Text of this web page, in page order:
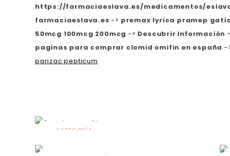
https://farmaciaeslava.es/medicamentos/
farmaciaeslava.es -> premax lyrica pramep
50mcg 100mcg 200mcg -> Descubrir Información
paginas para comprar clomid omifin en españa -
parizac pepticum
CATEGORÍA